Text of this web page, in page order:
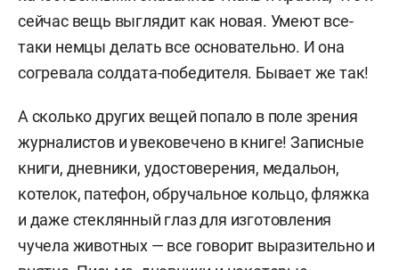
сейчас вещь выглядит как новая. Умеют все-
таки немцы делать все основательно. И она
согревала солдата-победителя. Бывает же так!
А сколько других вещей попало в поле зрения
журналистов и увековечено в книге! Записные
книги, дневники, удостоверения, медальон,
котелок, патефон, обручальное кольцо, фляжка
и даже стеклянный глаз для изготовления
чучела животных — все говорит выразительно и